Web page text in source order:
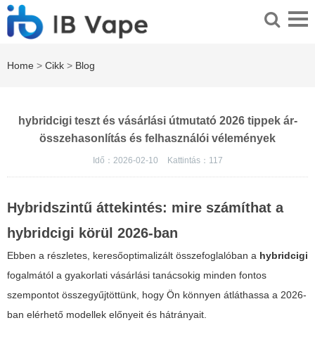
Home > Cikk > Blog
hybridcigi teszt és vásárlási útmutató 2026 tippek ár-
összehasonlítás és felhasználói vélemények
Idő：2026-02-10 Kattintás： 117
Hybridszintű áttekintés: mire számíthat a
hybridcigi körül 2026-ban
Ebben a részletes, keresőoptimalizált összefoglalóban a hybridcigi
fogalmától a gyakorlati vásárlási tanácsokig minden fontos
szempontot összegyűjtöttünk, hogy Ön könnyen átláthassa a 2026-
ban elérhető modellek előnyeit és hátrányait.